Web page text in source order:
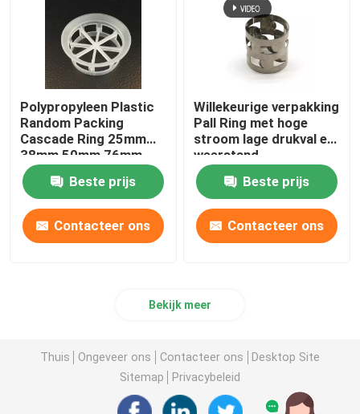
Polypropyleen Plastic
Random Packing
Cascade Ring 25mm
38mm 50mm 76mm
Beste prijs
Contacteer ons
Willekeurige verpakking
Pall Ring met hoge
stroom lage drukval en
weerstand
Beste prijs
Contacteer ons
Bekijk meer
Thuis Ongeveer ons Contacteer ons
Desktop Site
Sitemap
Privacybeleid